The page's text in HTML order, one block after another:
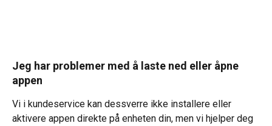
Jeg har problemer med å laste ned eller åpne
appen
Vi i kundeservice kan dessverre ikke installere eller
aktivere appen direkte på enheten din, men vi hjelper deg